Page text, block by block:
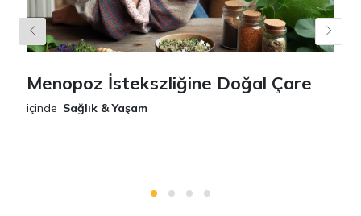
Menopoz İstekszliğine Doğal Çare
içinde Sağlık & Yaşam